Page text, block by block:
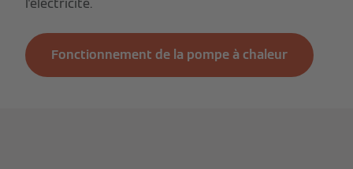
l'électricité.
Fonctionnement de la pompe à chaleur